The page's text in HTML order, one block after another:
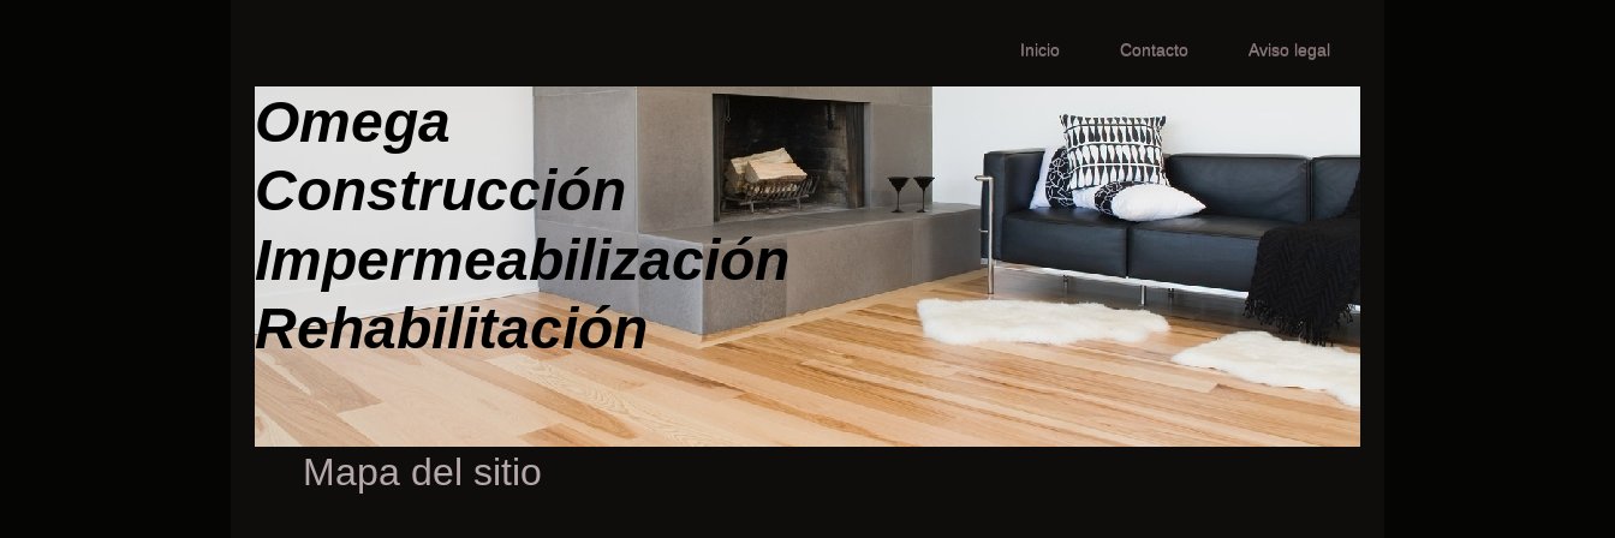
Inicio Contacto Aviso legal
Omega
Construcción
Impermeabilización
Rehabilitación
Mapa del sitio